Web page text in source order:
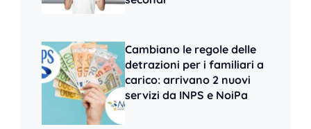
Cambiano le regole delle
detrazioni per i familiari a
carico: arrivano 2 nuovi
servizi da INPS e NoiPa